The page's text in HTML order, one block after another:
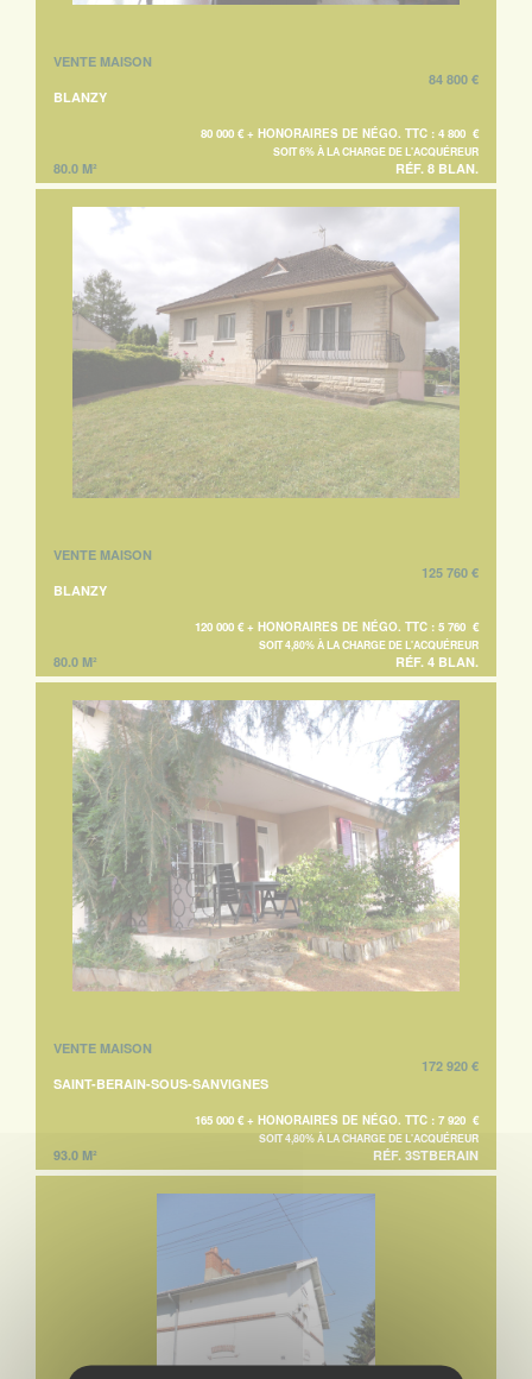
VENTE MAISON
84 800 €
BLANZY
80 000 € + HONORAIRES DE NÉGO. TTC : 4 800 €
SOIT 6% À LA CHARGE DE L'ACQUÉREUR
80.0 M² RÉF. 8 BLAN.
VENTE MAISON
125 760 €
BLANZY
120 000 € + HONORAIRES DE NÉGO. TTC : 5 760 €
SOIT 4,80% À LA CHARGE DE L'ACQUÉREUR
80.0 M² RÉF. 4 BLAN.
VENTE MAISON
172 920 €
SAINT-BERAIN-SOUS-SANVIGNES
165 000 € + HONORAIRES DE NÉGO. TTC : 7 920 €
SOIT 4,80% À LA CHARGE DE L'ACQUÉREUR
93.0 M² RÉF. 3STBERAIN